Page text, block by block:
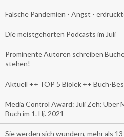
Falsche Pandemien - Angst -
Die meistgehörten Podcasts im Juli
Prominente Autoren schreiben
stehen!
Aktuell ++ TOP 5 Biolek ++ Buch-
Media Control Award: Juli Zeh: Über
Buch im 1. Hj. 2021
Sie werden sich wundern, mehr als